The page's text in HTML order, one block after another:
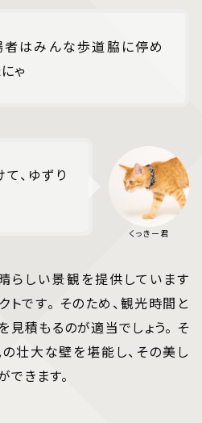
者はみんな歩道脇に停め
ゃ
、ゆずり
らしい景観を提供しています
です。 そのため、観光時間と
積もるのが適当でしょう。 そ
壮大な壁を堪能し、その美し
きます。